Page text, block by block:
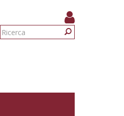
Form